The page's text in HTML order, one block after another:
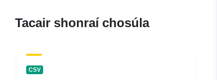
Tacair shonraí chosúla
CSV